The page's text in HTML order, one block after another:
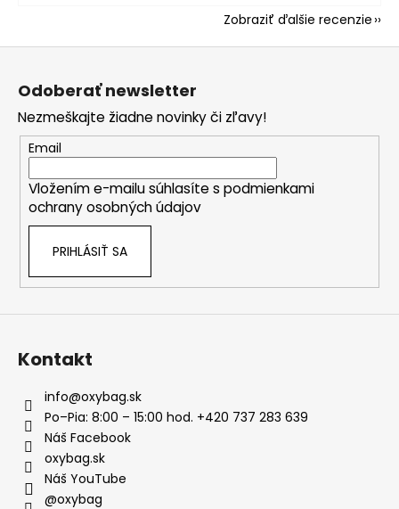
Zobraziť ďalšie recenzie
Z
Odoberať newsletter
Nezmeškajte žiadne novinky či zľavy!
Email
Vložením e-mailu súhlasíte s podmienkami
ochrany osobných údajov
PRIHLÁSIŤ SA
Kontakt
info@oxybag.sk
Po–Pia: 8:00 – 15:00 hod. +420 737 283 639
Náš Facebook
oxybag.sk
Náš YouTube
@oxybag